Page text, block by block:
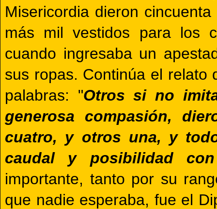
Misericordia dieron
más mil vestidos para los
cuando ingresaba un
sus ropas. Continúa el relato
palabras: "Otros si no
generosa compasión,
cuatro, y otros una, y
caudal y posibilidad
importante, tanto por su
que nadie esperaba, fue el